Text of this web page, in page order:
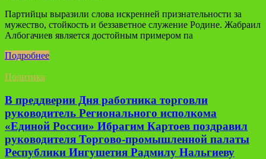
Партийцы выразили слова искренней признательности за
мужество, стойкость и беззаветное служение Родине. Жабраил
Албогачиев является достойным примером па
Подробнее
Политика
В преддверии Дня работника торговли
руководитель Регионального исполкома
«Единой России» Ибрагим Картоев поздравил
руководителя Торгово-промышленной палаты
Республики Ингушетия Радмилу Нальгиеву